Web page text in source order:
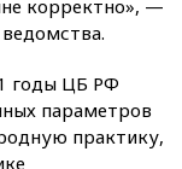
корректно», —
годы ЦБ РФ
параметров
практику,